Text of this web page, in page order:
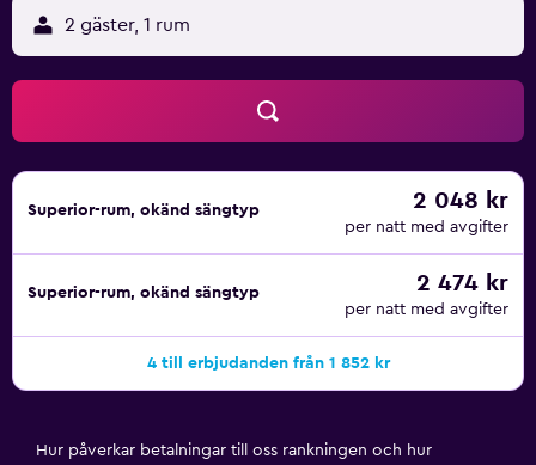
2 gäster, 1 rum
Superior-rum, okänd sängtyp 2 048 kr
per natt med avgifter
Superior-rum, okänd sängtyp 2 474 kr
per natt med avgifter
4 till erbjudanden från 1 852 kr
Hur påverkar betalningar till oss rankningen och hur